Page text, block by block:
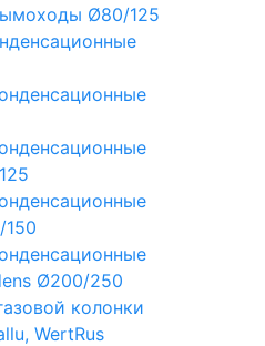
Ø80/125
Ø200/250
колонки
WertRus